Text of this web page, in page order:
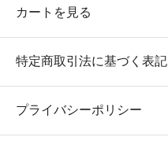
カートを見る
特定商取引法に基づく表記
プライバシーポリシー